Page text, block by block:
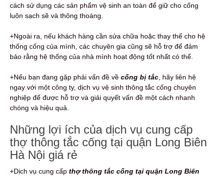
cách sử dụng các sản phẩm vệ sinh an toàn để giữ cho cống
luôn sạch sẽ và thông thoáng.
+Ngoài ra, nếu khách hàng cần sửa chữa hoặc thay thế cho hệ
thống cống của mình, các chuyên gia cũng sẽ hỗ trợ để đảm
bảo rằng hệ thống của nhà mình hoạt động tốt nhất có thể.
+Nếu bạn đang gặp phải vấn đề về cống bị tắc, hãy liên hệ
ngay với một công ty, dịch vụ vệ sinh thông tắc cống chuyên
nghiệp để được hỗ trợ và giải quyết vấn đề một cách nhanh
chóng và hiệu quả.
Những lợi ích của dịch vụ cung cấp
thợ thông tắc cống tại quận Long Biên
Hà Nội giá rẻ
+Dịch vụ cung cấp thợ thông tắc cống tại quận Long Biên